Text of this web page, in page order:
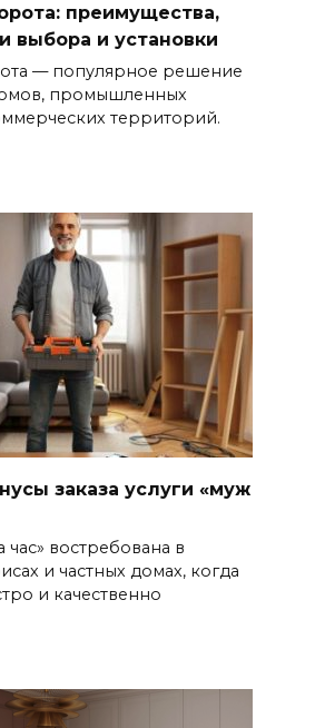
преимущества,
выбора и установки
— популярное решение
промышленных
территорий.
заказа услуги «муж
час» востребована в
и частных домах, когда
и качественно